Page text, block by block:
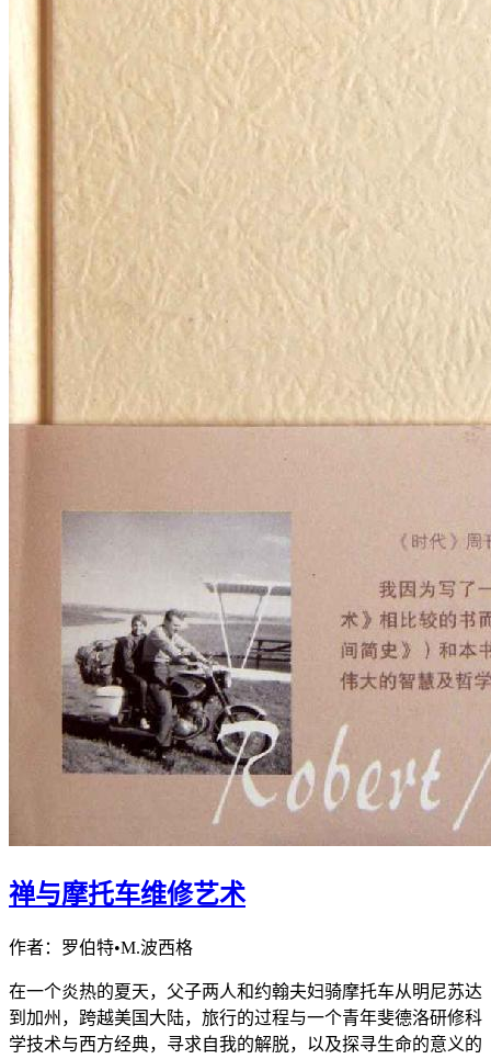
禅与摩托车维修艺术
作者：罗伯特•M.波西格
在一个炎热的夏天，父子两人和约翰夫妇骑摩托车从明尼苏达
到加州，跨越美国大陆，旅行的过程与一个青年斐德洛研修科
学技术与西方经典，寻求自我的解脱，以及探寻生命的意义的